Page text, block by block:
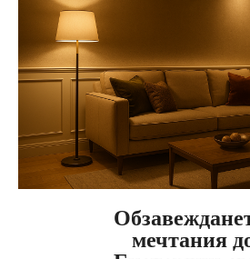
мечтания